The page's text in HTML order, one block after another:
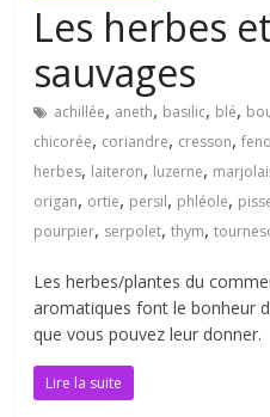
Les herbes
sauvages
achillée, aneth, basilic, blé,
chicorée, coriandre, cresson,
herbes, laiteron, luzerne,
origan, ortie, persil, phléole,
pourpier, serpolet,thym,
Les herbes/plantes du
aromatiques font le bonheur
que vous pouvez leur donner.
Lire la suite